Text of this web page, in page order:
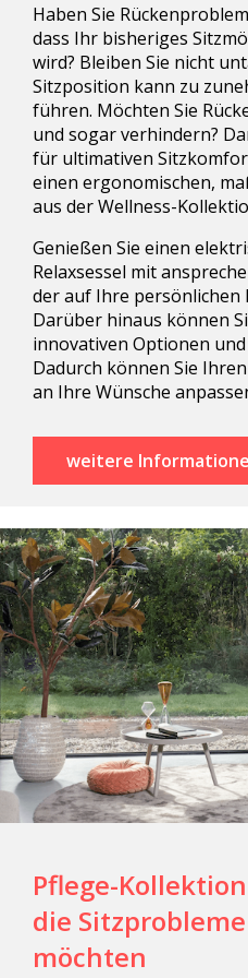
Haben Sie
dass Ihr bisheriges
wird? Bleiben Sie nicht
Sitzposition kann zu
führen. Möchten Sie
und sogar verhindern?
für ultimativen
einen ergonomischen,
aus der Wellness-
Genießen Sie einen
Relaxsessel mit
der auf Ihre persönlichen
Darüber hinaus können
innovativen Optionen
Dadurch können Sie
an Ihre Wünsche
weitere
Pflege-
die
möchten